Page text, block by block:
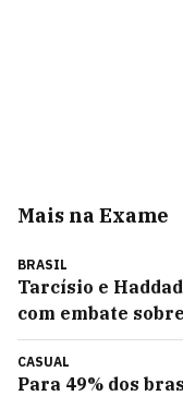
Mais na Exame
BRASIL
Tarcísio e
com embate
CASUAL
Para 49% dos